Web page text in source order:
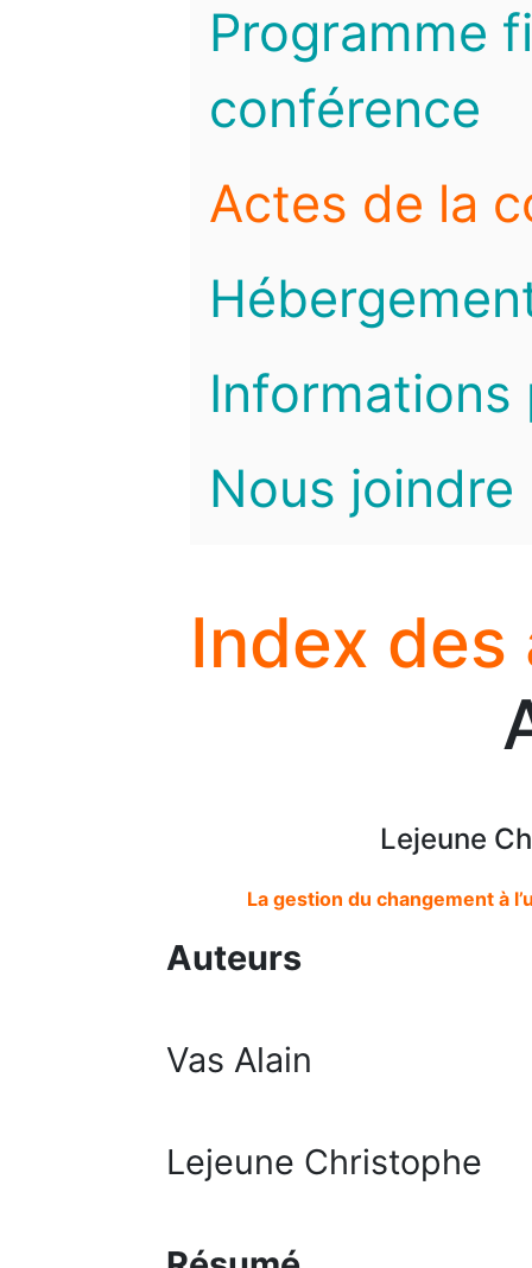
Programme
conférence
Actes de la
Informations
Nous joindre
Index
Lejeune
La gestion du changement à
Auteurs
Vas Alain
Lejeune Christophe